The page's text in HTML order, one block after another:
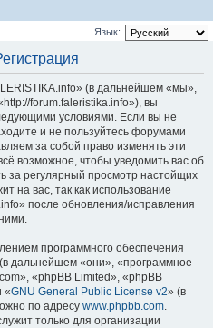
Язык:
(в дальнейшем «мы»,
forum.faleristika.info»), вы
условиями. Если вы не
и не пользуйтесь форумами
за собой право изменять эти
возможное, чтобы уведомить вас об
за регулярный просмотр настойщих
на вас, так как использование
после обновления/исправления
программного обеспечения
дальнейшем «они», «программное
«phpBB Limited», «phpBB
«GNU General Public License v2» (в
по адресу www.phpbb.com.
только для организации